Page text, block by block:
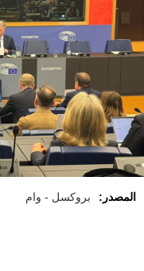
المصدر: بروكسل - وام